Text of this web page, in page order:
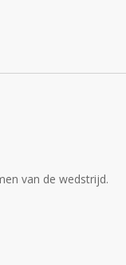
van de wedstrijd.